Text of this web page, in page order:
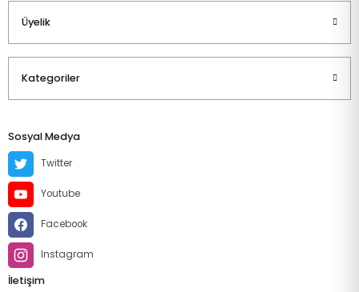
Üyelik
Kategoriler
Sosyal Medya
Twitter
Youtube
Facebook
Instagram
İletişim